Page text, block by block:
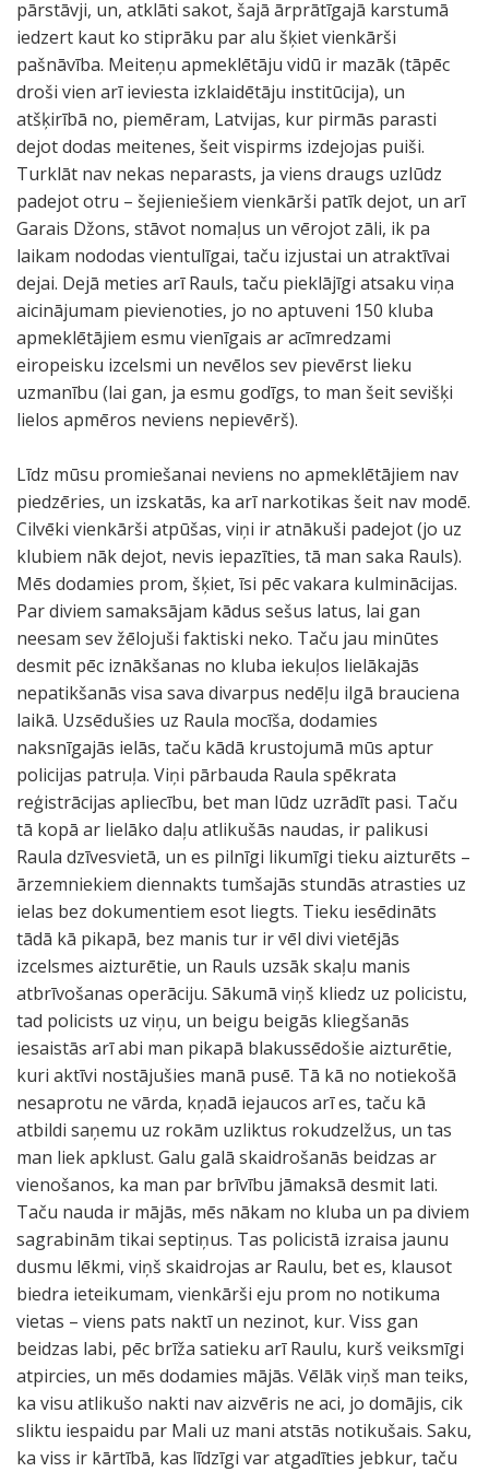
pārstāvji, un, atklāti sakot, šajā ārprātīgajā karstumā
iedzert kaut ko stiprāku par alu šķiet vienkārši
pašnāvība. Meiteņu apmeklētāju vidū ir mazāk (tāpēc
droši vien arī ieviesta izklaidētāju institūcija), un
atšķirībā no, piemēram, Latvijas, kur pirmās parasti
dejot dodas meitenes, šeit vispirms izdejojas puiši.
Turklāt nav nekas neparasts, ja viens draugs uzlūdz
padejot otru – šejieniešiem vienkārši patīk dejot, un arī
Garais Džons, stāvot nomaļus un vērojot zāli, ik pa
laikam nododas vientulīgai, taču izjustai un atraktīvai
dejai. Dejā meties arī Rauls, taču pieklājīgi atsaku viņa
aicinājumam pievienoties, jo no aptuveni 150 kluba
apmeklētājiem esmu vienīgais ar acīmredzami
eiropeisku izcelsmi un nevēlos sev pievērst lieku
uzmanību (lai gan, ja esmu godīgs, to man šeit sevišķi
lielos apmēros neviens nepievērš).
Līdz mūsu promiešanai neviens no apmeklētājiem nav
piedzēries, un izskatās, ka arī narkotikas šeit nav modē.
Cilvēki vienkārši atpūšas, viņi ir atnākuši padejot (jo uz
klubiem nāk dejot, nevis iepazīties, tā man saka Rauls).
Mēs dodamies prom, šķiet, īsi pēc vakara kulminācijas.
Par diviem samaksājam kādus sešus latus, lai gan
neesam sev žēlojuši faktiski neko. Taču jau minūtes
desmit pēc iznākšanas no kluba iekuļos lielākajās
nepatikšanās visa sava divarpus nedēļu ilgā brauciena
laikā. Uzsēdušies uz Raula mocīša, dodamies
naksnīgajās ielās, taču kādā krustojumā mūs aptur
policijas patruļa. Viņi pārbauda Raula spēkrata
reģistrācijas apliecību, bet man lūdz uzrādīt pasi. Taču
tā kopā ar lielāko daļu atlikušās naudas, ir palikusi
Raula dzīvesvietā, un es pilnīgi likumīgi tieku aizturēts –
ārzemniekiem diennakts tumšajās stundās atrasties uz
ielas bez dokumentiem esot liegts. Tieku iesēdināts
tādā kā pikapā, bez manis tur ir vēl divi vietējās
izcelsmes aizturētie, un Rauls uzsāk skaļu manis
atbrīvošanas operāciju. Sākumā viņš kliedz uz policistu,
tad policists uz viņu, un beigu beigās kliegšanās
iesaistās arī abi man pikapā blakussēdošie aizturētie,
kuri aktīvi nostājušies manā pusē. Tā kā no notiekošā
nesaprotu ne vārda, kņadā iejaucos arī es, taču kā
atbildi saņemu uz rokām uzliktus rokudzelžus, un tas
man liek apklust. Galu galā skaidrošanās beidzas ar
vienošanos, ka man par brīvību jāmaksā desmit lati.
Taču nauda ir mājās, mēs nākam no kluba un pa diviem
sagrabinām tikai septiņus. Tas policistā izraisa jaunu
dusmu lēkmi, viņš skaidrojas ar Raulu, bet es, klausot
biedra ieteikumam, vienkārši eju prom no notikuma
vietas – viens pats naktī un nezinot, kur. Viss gan
beidzas labi, pēc brīža satieku arī Raulu, kurš veiksmīgi
atpircies, un mēs dodamies mājās. Vēlāk viņš man teiks,
ka visu atlikušo nakti nav aizvēris ne aci, jo domājis, cik
sliktu iespaidu par Mali uz mani atstās notikušais. Saku,
ka viss ir kārtībā, kas līdzīgi var atgadīties jebkur, taču